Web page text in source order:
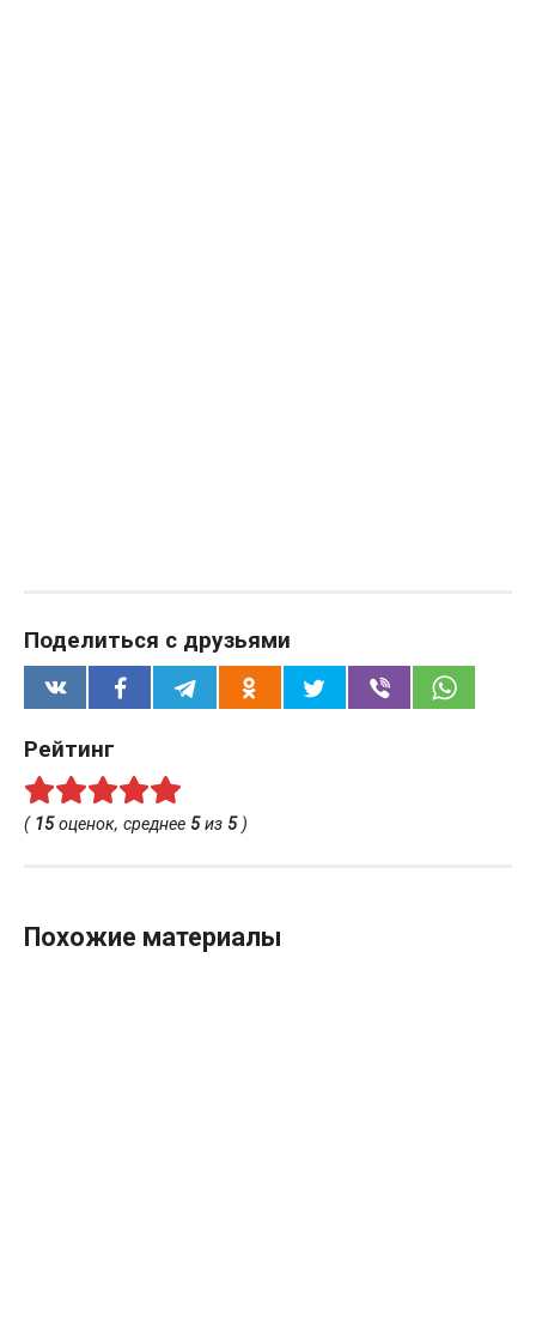
Поделиться с друзьями
Рейтинг
( 15оценок, среднее 5из 5)
Похожие материалы